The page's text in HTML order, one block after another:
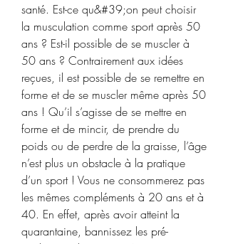
santé. Est-ce qu&#39;on peut choisir
la musculation comme sport après 50
ans ? Est-il possible de se muscler à
50 ans ? Contrairement aux idées
reçues, il est possible de se remettre en
forme et de se muscler même après 50
ans ! Qu’il s’agisse de se mettre en
forme et de mincir, de prendre du
poids ou de perdre de la graisse, l’âge
n’est plus un obstacle à la pratique
d’un sport ! Vous ne consommerez pas
les mêmes compléments à 20 ans et à
40. En effet, après avoir atteint la
quarantaine, bannissez les pré-